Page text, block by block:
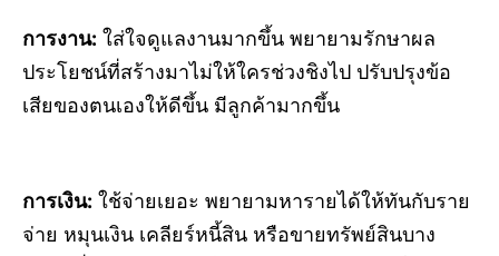
การงาน: ใส่ใจดูแลงานมากขึ้น พยายามรักษาผล
ประโยชน์ที่สร้างมาไม่ให้ใครช่วงชิงไป ปรับปรุงข้อ
เสียของตนเองให้ดีขึ้น มีลูกค้ามากขึ้น
การเงิน: ใช้จ่ายเยอะ พยายามหารายได้ให้ทันกับราย
จ่าย หมุนเงิน เคลียร์หนี้สิน หรือขายทรัพย์สินบาง